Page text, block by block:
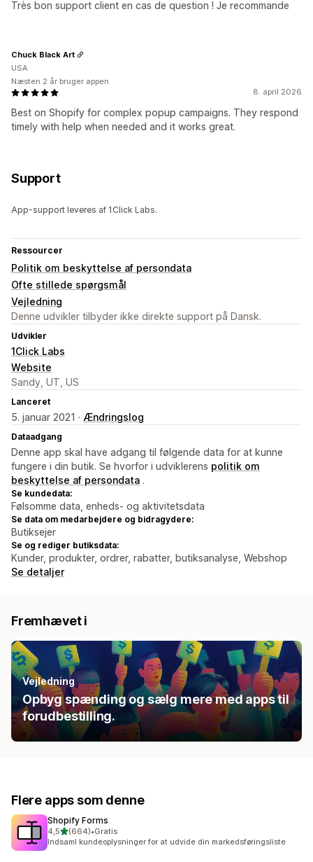
Très bon support client en cas de question ! Je recommande
8. april 2026
Best on Shopify for complex popup campaigns. They respond
timely with help when needed and it works great.
Chuck Black Art
USA
Næsten 2 år bruger appen
Support
App-support leveres af 1Click Labs.
Ressourcer
Politik om beskyttelse af persondata
Ofte stillede spørgsmål
Vejledning
Denne udvikler tilbyder ikke direkte support på Dansk.
Udvikler
1Click Labs
Website
Sandy, UT, US
Lanceret
5. januar 2021 · Ændringslog
Dataadgang
Denne app skal have adgang til følgende data for at kunne
fungere i din butik. Se hvorfor i udviklerens politik om
beskyttelse af persondata .
Se kundedata:
Følsomme data, enheds- og aktivitetsdata
Se data om medarbejdere og bidragydere:
Butiksejer
Se og rediger butiksdata:
Kunder, produkter, ordrer, rabatter, butiksanalyse, Webshop
Se detaljer
Fremhævet i
Vejledning
Opbyg spænding og sælg mere med apps til
forudbestilling.
Flere apps som denne
Shopify Forms
4,5ud af 5 stjerner
(664)
664 anmeldelser i alt
•Gratis
Indsaml kundeoplysninger for at udvide din markedsføringsliste